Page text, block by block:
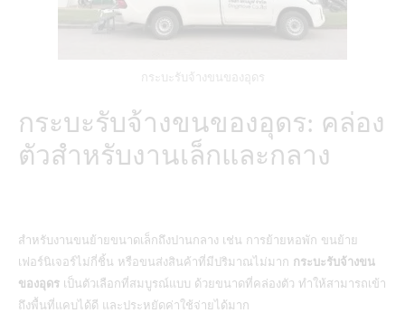
กระบะรับจ้างขนของอุดร
กระบะรับจ้างขนของอุดร: คล่อง
ตัวสำหรับงานเล็กและกลาง
สำหรับงานขนย้ายขนาดเล็กถึงปานกลาง เช่น การย้ายหอพัก ขนย้าย
เฟอร์นิเจอร์ไม่กี่ชิ้น หรือขนส่งสินค้าที่มีปริมาณไม่มาก กระบะรับจ้างขน
ของอุดร เป็นตัวเลือกที่สมบูรณ์แบบ ด้วยขนาดที่คล่องตัว ทำให้สามารถเข้า
ถึงพื้นที่แคบได้ดี และประหยัดค่าใช้จ่ายได้มาก